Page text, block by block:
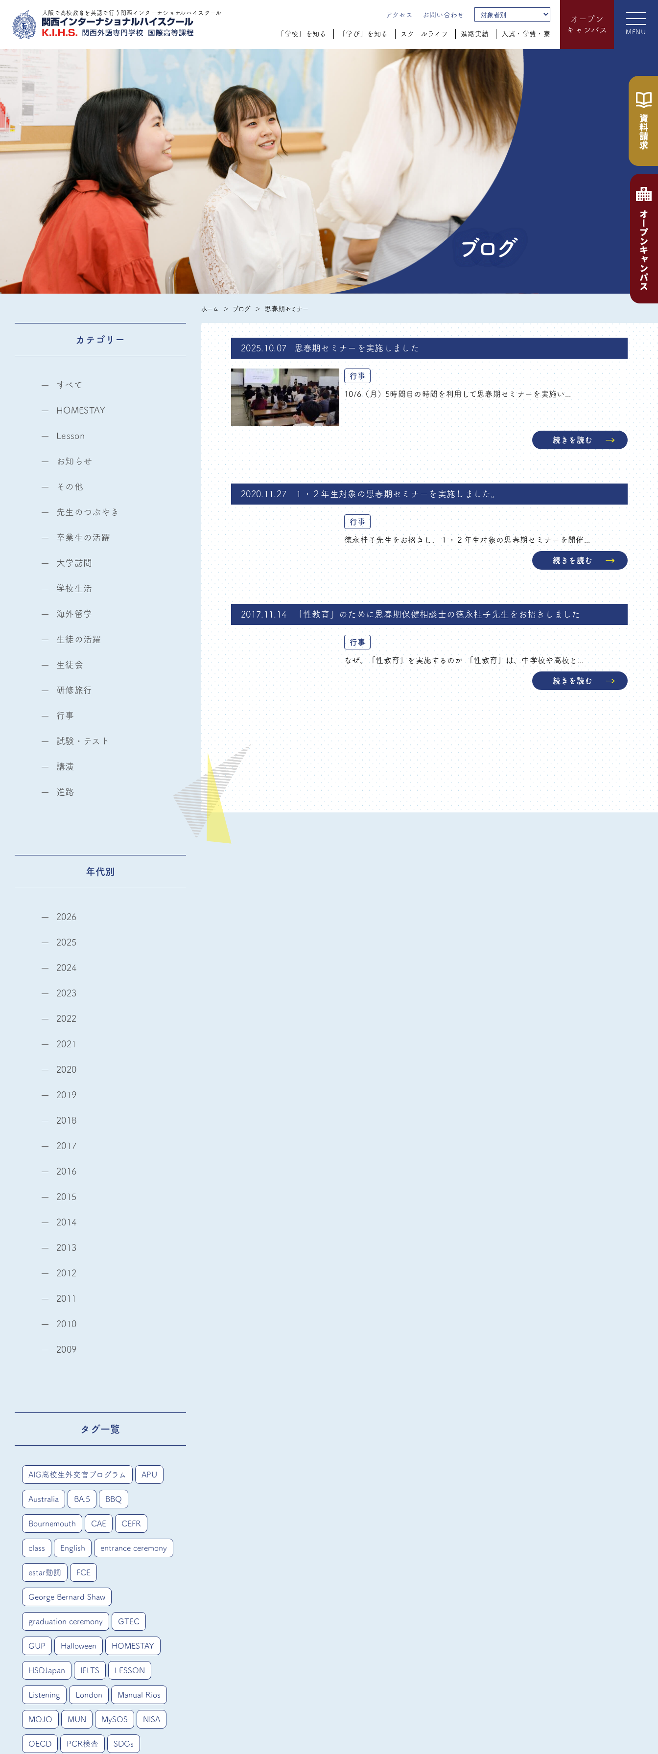
大阪で高校教育を英語で行う関西インターナショナルハイスクール アクセス お問い合わせ
「学校」を知る 「学び」を知る スクールライフ 進路実績 入試・学費・寮
オープン
キャンパス
MENU
ブログ
ホーム ブログ 思春期セミナー
2025.10.07 思春期セミナーを実施しました
行事
10/6（月）5時間目の時間を利用して思春期セミナーを実施い...
続きを読む
2020.11.27 １・２年生対象の思春期セミナーを実施しました。
行事
徳永桂子先生をお招きし、１・２年生対象の思春期セミナーを開催...
続きを読む
2017.11.14 「性教育」のために思春期保健相談士の徳永桂子先生をお招きしました
行事
なぜ、「性教育」を実施するのか 「性教育」は、中学校や高校と...
続きを読む
カテゴリー
すべて
HOMESTAY
Lesson
お知らせ
その他
先生のつぶやき
卒業生の活躍
大学訪問
学校生活
海外留学
生徒の活躍
生徒会
研修旅行
行事
試験・テスト
講演
進路
年代別
2026
2025
2024
2023
2022
2021
2020
2019
2018
2017
2016
2015
2014
2013
2012
2011
2010
2009
タグ一覧
AIG高校生外交官プログラム APU
Australia BA.5 BBQ
Bournemouth CAE CEFR
class English entrance ceremony
estar動詞 FCE
George Bernard Shaw
graduation ceremony GTEC
GUP Halloween HOMESTAY
HSDJapan IELTS LESSON
Listening London Manual Rios
MOJO MUN MySOS NISA
OECD PCR検査 SDGs